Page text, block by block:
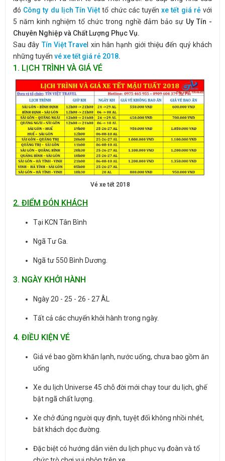
đó Công ty du lịch Tín Việt tổ chức các tuyến xe tết giá rẻ với
5 năm kinh nghiệm tổ chức trong nghề đảm bảo sựUy Tín -
Chuyên Nghiệp và Chất Lượng Phục Vụ.
Sau đâyTín Việt Trave l xin hân hạnh giới thiệu đến quý khách
những tuyến vé xe tết giá rẻ 2018.
1. LỊCH TRÌNH VÀ GIÁ VÉ
Vé xe tết 2018
​​​2. ĐIỂM ĐÓN KHÁCH
Tại KCN Tân Bình
Ngã Tư Ga.
Ngã tư 550 Bình Dương.
3. NGÀY KHỞI HÀNH
Ngày 20 - 25 - 26 - 27 ÂL
Tất cả các chuyến khởi hành trong ngày.
4. ĐIỀU KIỆN VÉ
Giá vé bao gồm khăn lạnh, nước uống, chưa bao gồm ăn
uống
Xe du lịch Universe 45 chỗ đời mới chạy tour du lịch, ghế
bật ngã chất lượng.
Xe chở đúng người quy định, tuyệt đối không nhồi nhét,
bắt khách dọc đường.
Đặc biệt có hướng dẫn viên du lịch phục vụ đoàn và tổ